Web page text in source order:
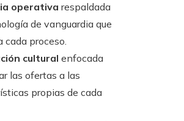
operativa respaldada
de vanguardia que
cada proceso.
cultural enfocada
las ofertas a las
propias de cada